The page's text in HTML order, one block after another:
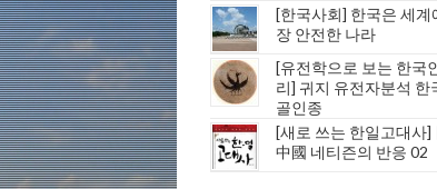
[한국사회] 한국은 세계
장 안전한 나라
[유전학으로 보는 한국
리] 귀지 유전자분석 한
골인종
[새로 쓰는 한일고대사]
中國 네티즌의 반응 02